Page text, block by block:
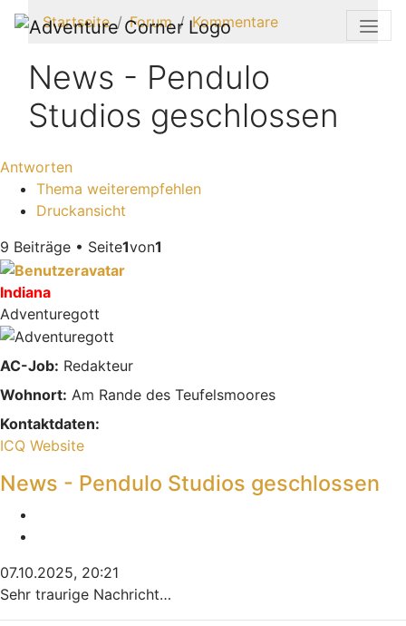
Startseite Forum Kommentare
News - Pendulo
Studios geschlossen
Antworten
Thema weiterempfehlen
Druckansicht
9 Beiträge • Seite1von1
Indiana
Adventuregott
AC-Job: Redakteur
Wohnort: Am Rande des Teufelsmoores
Kontaktdaten:
Kontaktdaten von Indiana
ICQ Website
News - Pendulo Studios geschlossen
07.10.2025, 20:21
Sehr traurige Nachricht…
Nach oben